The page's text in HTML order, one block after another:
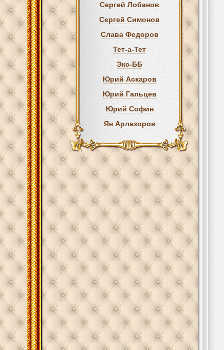
Сергей Лобанов
Сергей Симонов
Слава Федоров
Тет-а-Тет
Экс-ББ
Юрий Аскаров
Юрий Гальцев
Юрий Софин
Ян Арлазоров